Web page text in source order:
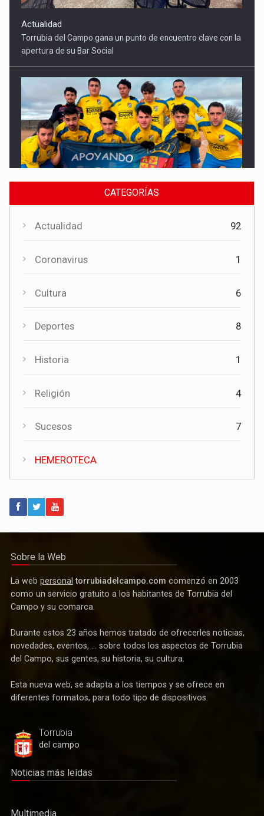
Deportes
El CF Torrubia sonríe por primera vez en una jornada de cinco
triunfos conquenses en Segunda Autonómica
La experiencia de más de quince años respalda la apertura
de una nueva funeraria en Torrubia del Campo
Actualidad
Invierte en Cuenca visita Torrubia del Campo para explorar
Deportes
Después de más de tres décadas vuelve el fútbol federado
CATEGORÍAS
Actualidad 92
Coronavirus 1
Cultura 6
Deportes 8
Historia 1
Religión 4
Sucesos 7
HEMEROTECA
Sobre la Web
La web personal torrubiadelcampo.com comenzó en 2003
como un servicio gratuito a los habitantes de Torrubia del
Campo y su comarca.
Durante estos 23 años hemos tratado de ofrecerles noticias,
novedades, eventos, ... sobre todos los aspectos de Torrubia
del Campo, sus gentes, su historia, su cultura.
Esta nueva web, se adapta a los tiempos y se ofrece en
diferentes formatos, para todo tipo de dispositivos.
Torrubia
del campo
Noticias más leídas
Multimedia